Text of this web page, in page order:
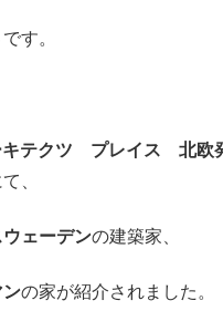
す。
キテクツ プレイス 北
、
ウェーデンの建築家、
ンの家が紹介されました。